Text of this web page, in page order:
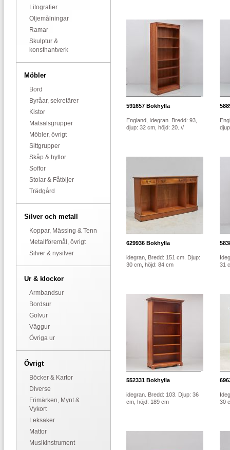
Litografier
Oljemålningar
Ramar
Skulptur &
konsthantverk
Möbler
Bord
Byråar, sekretärer
Kistor
Matsalsgrupper
Möbler, övrigt
Sittgrupper
Skåp & hyllor
Soffor
Stolar & Fåtöljer
Trädgård
Silver och metall
Koppar, Mässing & Tenn
Metallföremål, övrigt
Silver & nysilver
Ur & klockor
Armbandsur
Bordsur
Golvur
Väggur
Övriga ur
Övrigt
Böcker & Kartor
Diverse
Frimärken, Mynt &
Vykort
Leksaker
Mattor
Musikinstrument
591657 Bokhylla
England, Idegran. Bredd: 93,
djup: 32 cm, höjd: 20..//
629936 Bokhylla
idegran, Bredd: 151 cm. Djup:
30 cm, höjd: 84 cm
31
552331 Bokhylla
idegran. Bredd: 103. Djup: 36
cm, höjd: 189 cm
30